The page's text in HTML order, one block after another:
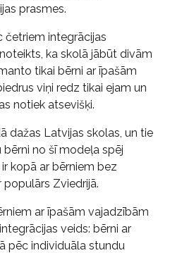
prasmes.
četriem integrācijas
ka skolā jābūt divām
tikai bērni ar īpašām
viņi redz tikai ejam un
notiek atsevišķi.
dažas Latvijas skolas, un tie
bērni no šī modeļa spēj
kopā ar bērniem bez
populārs Zviedrijā.
ar īpašām vajadzībām
veids: bērni ar
pēc individuāla stundu